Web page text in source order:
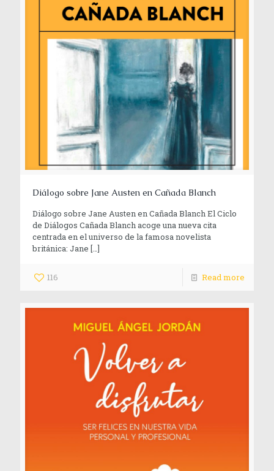
Diálogo sobre Jane Austen en Cañada Blanch
Diálogo sobre Jane Austen en Cañada Blanch El Ciclo
de Diálogos Cañada Blanch acoge una nueva cita
centrada en el universo de la famosa novelista
británica: Jane […]
116 Read more